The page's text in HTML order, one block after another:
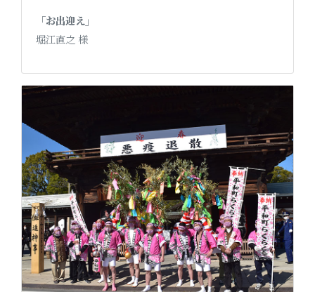
「お出迎え」
堀江直之 様